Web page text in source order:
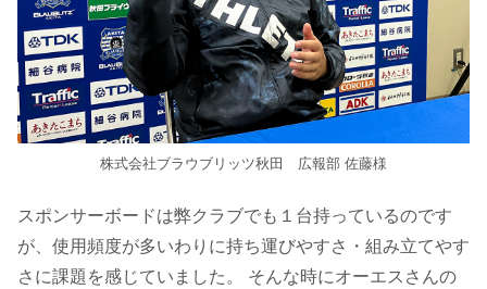
株式会社ブラウブリッツ秋田 広報部 佐藤様
スポンサーボードは弊クラブでも１台持っているのです
が、使用頻度が多いわりに持ち運びやすさ・組み立てやす
さに課題を感じていました。 そんな時にオーエスさんの